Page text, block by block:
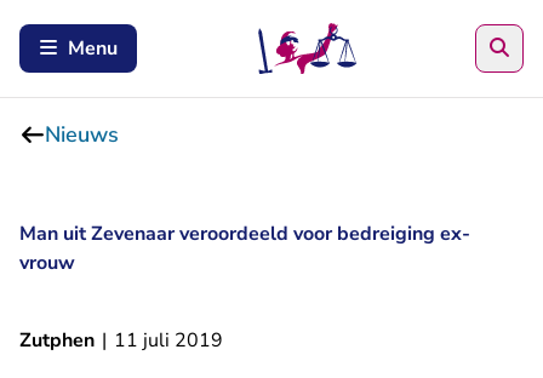
Menu
Nieuws
Man uit Zevenaar veroordeeld voor bedreiging ex-
vrouw
Zutphen | 11 juli 2019